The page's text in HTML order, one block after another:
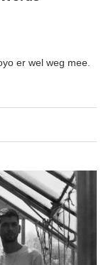
er wel weg mee.